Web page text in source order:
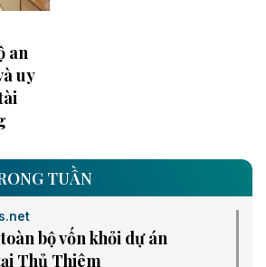
an
uy
TUẦN
bộ vốn khỏi dự án
Thủ Thiêm